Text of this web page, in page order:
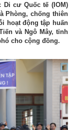
Di cư Quốc tế (IOM)
Phòng, chống thiên
hoạt động tập huấn
và Ngô Mây, tỉnh
cho cộng đồng.